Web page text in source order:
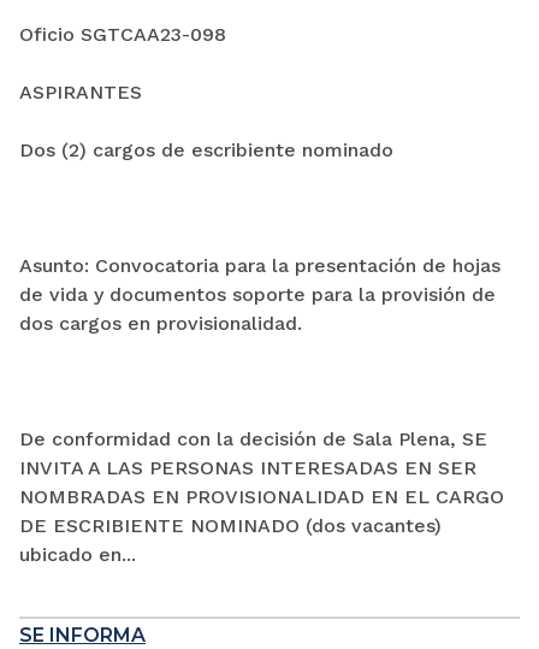
Oficio SGTCAA23-098
ASPIRANTES
Dos (2) cargos de escribiente nominado
Asunto: Convocatoria para la presentación de hojas
de vida y documentos soporte para la provisión de
dos cargos en provisionalidad.
De conformidad con la decisión de Sala Plena, SE
INVITA A LAS PERSONAS INTERESADAS EN SER
NOMBRADAS EN PROVISIONALIDAD EN EL CARGO
DE ESCRIBIENTE NOMINADO (dos vacantes)
ubicado en...
SE INFORMA